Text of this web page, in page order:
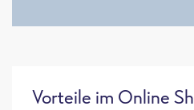
Vorteile im Online